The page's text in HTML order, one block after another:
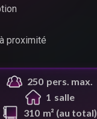
proximité
250 pers. max.
1 salle
310 m² (au total)